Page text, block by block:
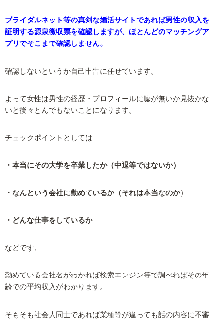
ブライダルネット等の真剣な婚活サイトであれば男性の収入を
証明する源泉徴収票を確認しますが、ほとんどのマッチングア
プリでそこまで確認しません。
確認しないというか自己申告に任せています。
よって女性は男性の経歴・プロフィールに嘘が無いか見抜かな
いと後々とんでもないことになります。
チェックポイントとしては
・本当にその大学を卒業したか（中退等ではないか）
・なんという会社に勤めているか（それは本当なのか）
・どんな仕事をしているか
などです。
勤めている会社名がわかれば検索エンジン等で調べればその年
齢での平均収入がわかります。
そもそも社会人同士であれば業種等が違っても話の内容に不審